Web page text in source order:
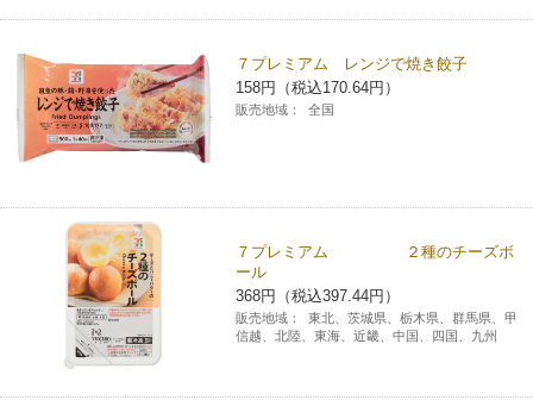
保険
学び・教育
宅配ロッカー（店舗限定）
自転車シェアリング（店舗限定）
モバイルバッテリーシェアリング（店舗限定）
モバイルWi-Fiバッテリーシェアリング（店舗限定）
荷物預かりサービス「ecbocloakエクボクローク」（店舗限定）
セブン‐イレブンの「商品力」
セブン-イレブンの横顔
セブン-イレブンの歴史
７プレミアム レンジで焼き餃子
158円（税込170.64円）
販売地域： 全国
７プレミアム ２種のチーズボ
ール
368円（税込397.44円）
販売地域：
東北、茨城県、栃木県、群馬県、甲
信越、北陸、東海、近畿、中国、四国、九州